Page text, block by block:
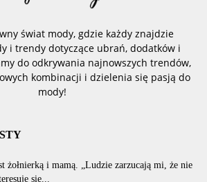
świat mody, gdzie każdy znajdzie
i trendy dotyczące ubrań, dodatków i
do odkrywania najnowszych trendów,
kombinacji i dzielenia się pasją do
mody!
żołnierką i mamą. „Ludzie zarzucają mi, że nie
się...